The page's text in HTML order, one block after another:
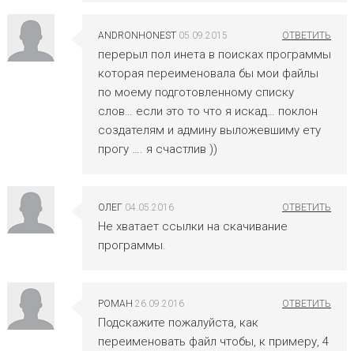
ANDRONHONEST 05.09.2015
перерыл пол инета в поисках программы
которая переименовала бы мои файлы
по моему подготовленному списку
слов… если это то что я искад… поклон
создателям и админу выложевшиму ету
прогу …. я счастлив ))
ОЛЕГ 04.05.2016
Не хватает ссылки на скачивание
программы.
РОМАН 26.09.2016
Подскажите пожалуйста, как
переименовать файл чтобы, к примеру, 4